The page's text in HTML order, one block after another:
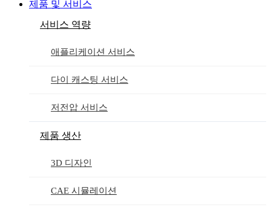
제품 및 서비스
서비스 역량
애플리케이션 서비스
다이 캐스팅 서비스
저전압 서비스
제품 생산
3D 디자인
CAE 시뮬레이션